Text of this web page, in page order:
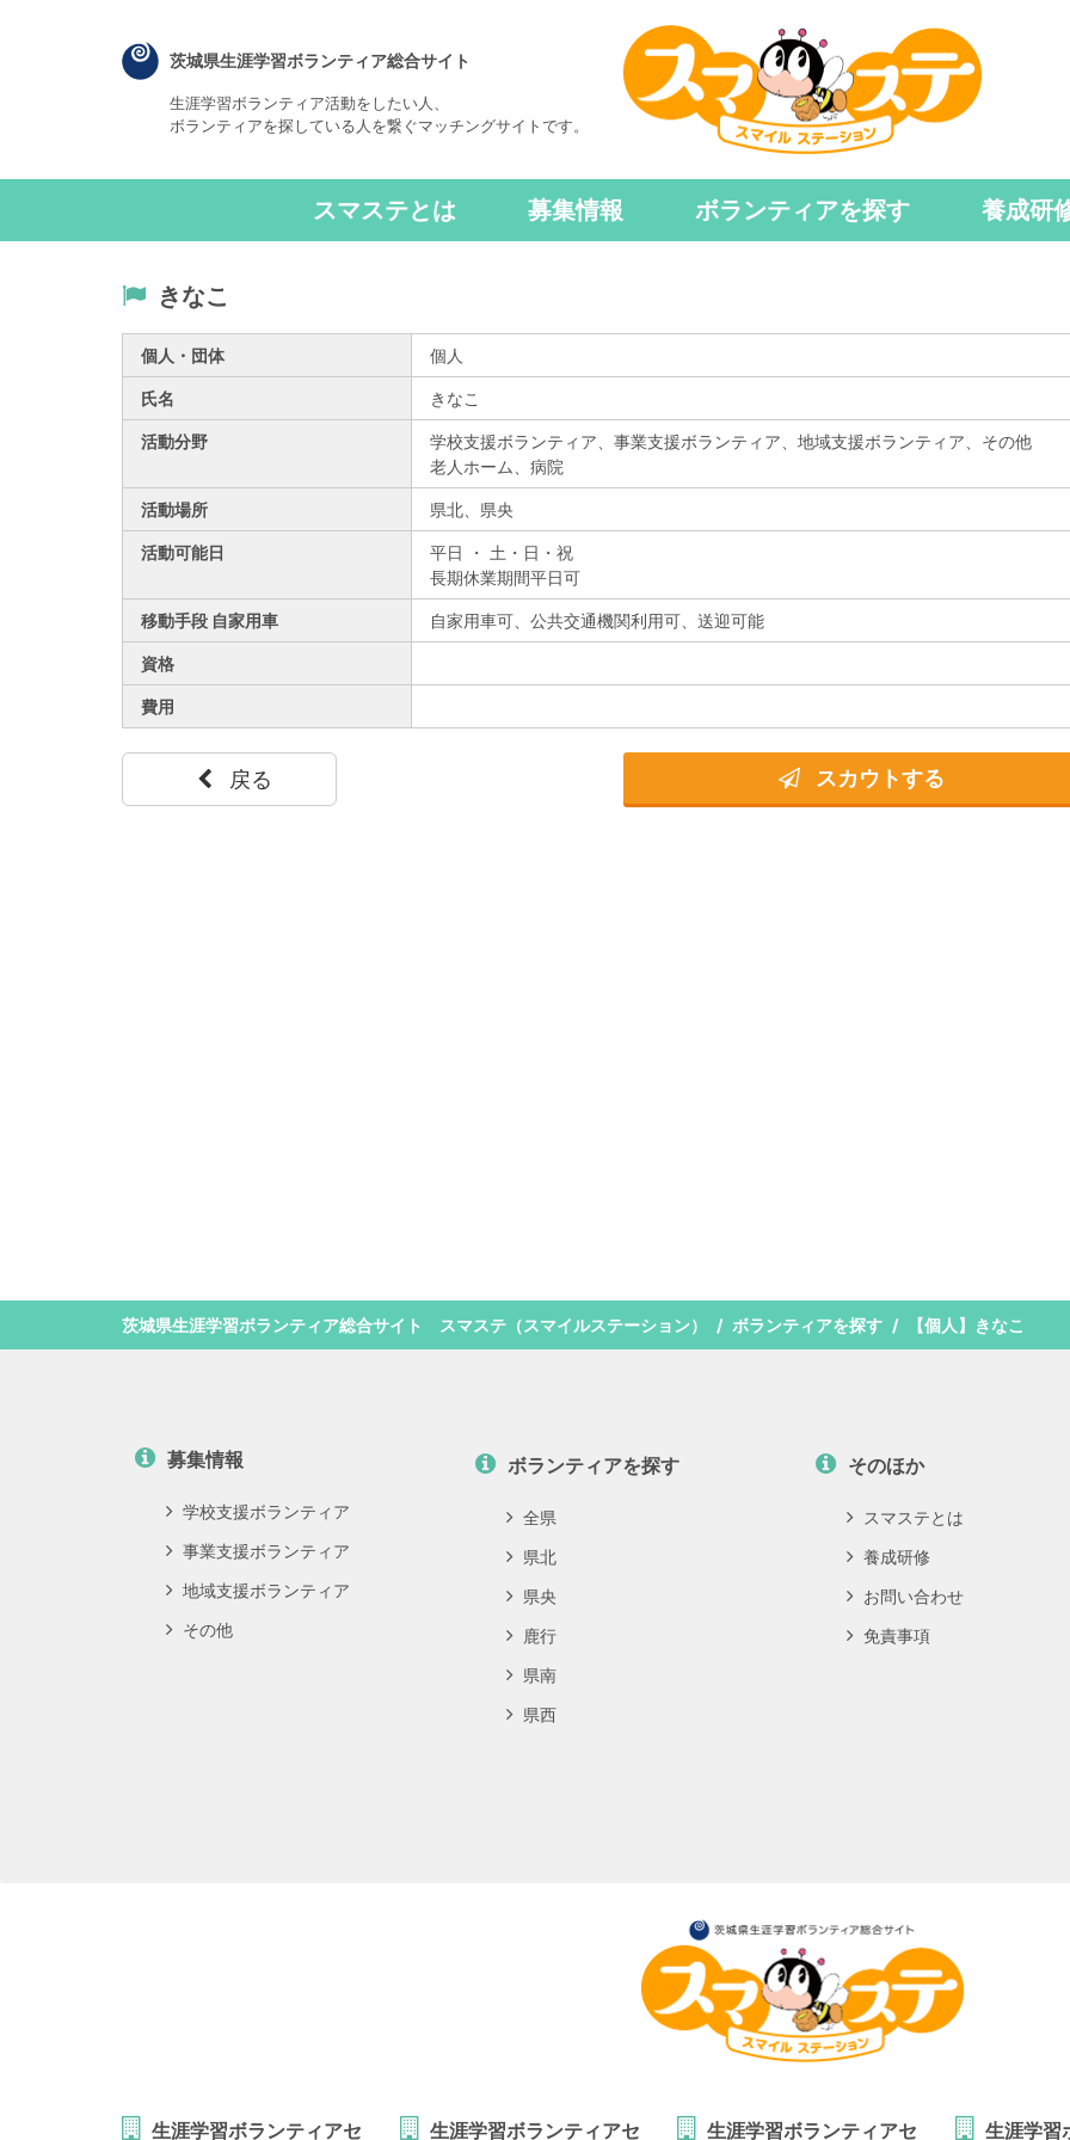
茨城県生涯学習ボランティア総合サイト
生涯学習ボランティア活動をしたい人、
ボランティアを探している人を繋ぐマッチングサイトです。
スマステとは 募集情報 ボランティアを探す 養成研
きなこ
個人・団体 個人
氏名 きなこ
活動分野
学校支援ボランティア、事業支援ボランティア、地域支援ボランティア、その他
老人ホーム、病院
活動場所 県北、 県央
活動可能日
平日 ・ 土・日・祝
長期休業期間平日可
移動手段 自家用車 自家用車可、公共交通機関利用可、送迎可能
資格
費用
戻る スカウトする
茨城県生涯学習ボランティア総合サイト スマステ（スマイルステーション） ボランティアを探す 【個人】きなこ
募集情報
学校支援ボランティア
事業支援ボランティア
地域支援ボランティア
その他
ボランティアを探す
全県
県北
県央
鹿行
県南
県西
そのほか
スマステとは
養成研修
お問い合わせ
免責事項
生涯学習ボランティアセ 生涯学習ボランティアセ 生涯学習ボランティアセ 生涯学習